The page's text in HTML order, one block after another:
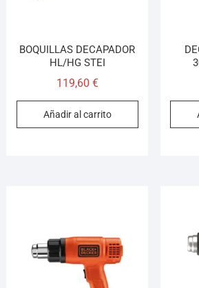
BOQUILLAS DECAPADOR
HL/HG STEI
119,60 €
Añadir al carrito